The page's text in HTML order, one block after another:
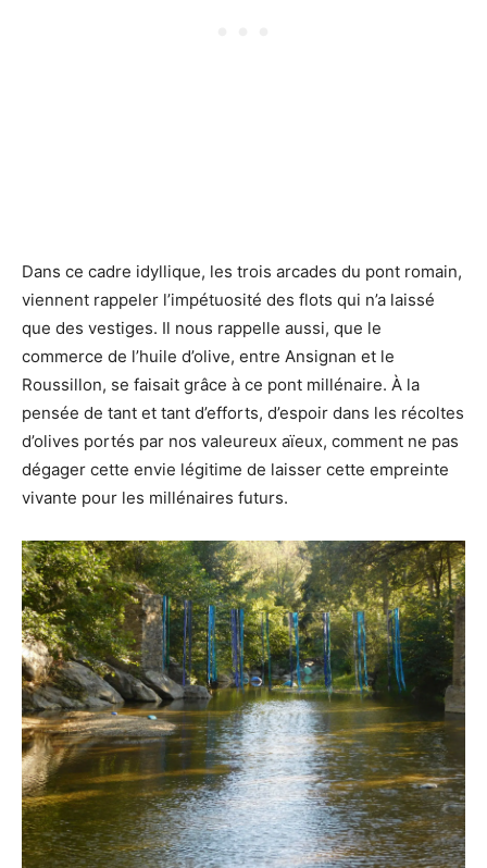
Dans ce cadre idyllique, les trois arcades du pont romain,
viennent rappeler l’impétuosité des flots qui n’a laissé
que des vestiges. Il nous rappelle aussi, que le
commerce de l’huile d’olive, entre Ansignan et le
Roussillon, se faisait grâce à ce pont millénaire. À la
pensée de tant et tant d’efforts, d’espoir dans les récoltes
d’olives portés par nos valeureux aïeux, comment ne pas
dégager cette envie légitime de laisser cette empreinte
vivante pour les millénaires futurs.